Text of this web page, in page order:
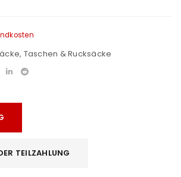
, Taschen & Rucksäcke
TEILZAHLUNG